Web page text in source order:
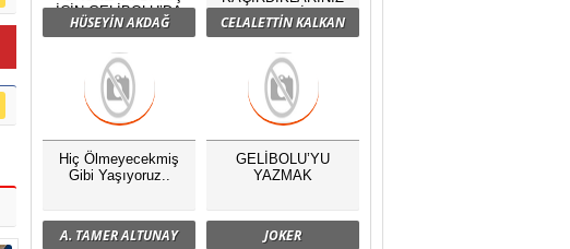
İÇİN GELİBOLU’DA
BULUŞTU
NELERDİR?
HÜSEYİN AKDAĞ
Hiç Ölmeyecekmiş
Gibi Yaşıyoruz..
CELALETTİN KALKAN
GELİBOLU’YU
YAZMAK
A. TAMER ALTUNAY JOKER